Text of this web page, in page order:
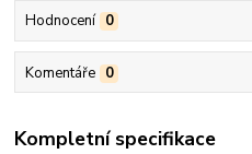
Hodnocení 0
Komentáře 0
Kompletní specifikace